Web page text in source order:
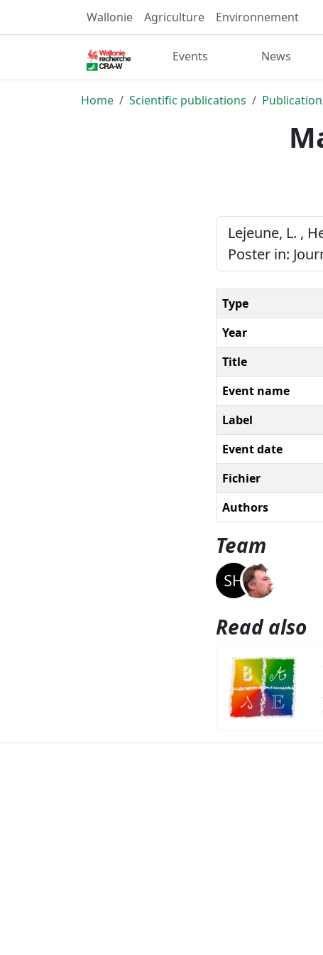
Wallonie Agriculture Environnement
Events News
Home Scientific publications
Lejeune, L. ,
Poster in:
Type
Year
Title
Event name
Label
Event date
Fichier
Authors
Team
Read also